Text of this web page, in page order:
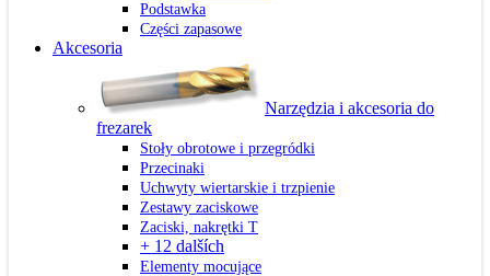
Podstawka
Części zapasowe
Akcesoria
Narzędzia i akcesoria do
frezarek
Stoły obrotowe i przegródki
Przecinaki
Uchwyty wiertarskie i trzpienie
Zestawy zaciskowe
Zaciski, nakrętki T
+ 12 dalších
Elementy mocujące